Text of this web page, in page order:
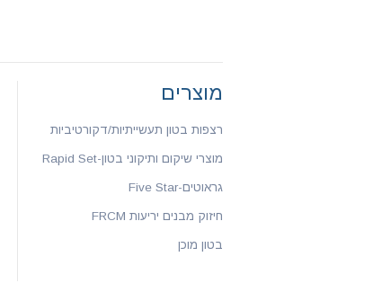
מוצרים
רצפות בטון תעשייתיות/דקורטיביות
מוצרי שיקום ותיקוני בטון-Rapid Set
גראוטים-Five Star
חיזוק מבנים יריעות FRCM
בטון מוכן